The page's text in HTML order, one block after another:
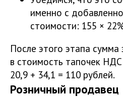
именно с
стоимости: 155 ×
После этого этапа сумма
в стоимость тапочек
20,9 + 34,1 = 110 рублей.
Розничный